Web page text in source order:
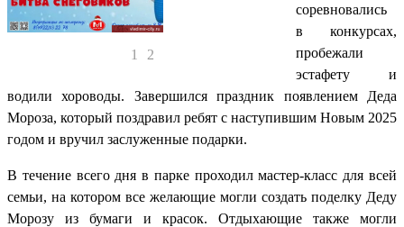
1 2
соревновались
в конкурсах,
пробежали
эстафету и
водили хороводы. Завершился праздник появлением Деда
Мороза, который поздравил ребят с наступившим Новым 2025
годом и вручил заслуженные подарки.
В течение всего дня в парке проходил мастер-класс для всей
семьи, на котором все желающие могли создать поделку Деду
Морозу из бумаги и красок. Отдыхающие также могли